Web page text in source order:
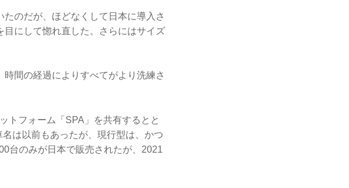
のだが、ほどなくして日本に導入さ
にして惚れ直した。さらにはサイズ
間の経過によりすべてがより洗練さ
トフォーム「SPA」を共有するとと
は以前もあったが、現行型は、かつ
台のみが日本で販売されたが、2021